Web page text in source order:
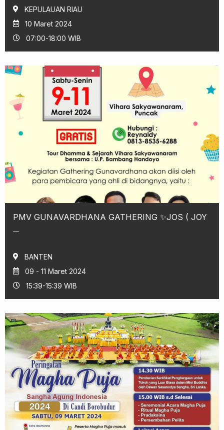
KEPULAUAN RIAU
10 Maret 2024
07:00-18:00 WIB
PMV GUNAVARDHANA GATHERING ✨JOS ( JOY
...
BANTEN
09 - 11 Maret 2024
15:39-15:39 WIB